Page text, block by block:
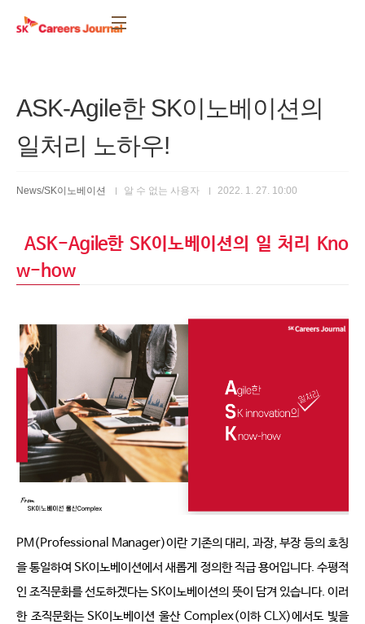
ASK-Agile한 SK이노베이션의
일처리 노하우!
News/SK이노베이션 알 수 없는 사용자 2022. 1. 27. 10:00
ASK-Agile한 SK이노베이션의 일 처리
Kno
w-how
PM(Professional Manager)이란 기존의 대리 , 과장, 부장 등의 호칭
을 통일하여 SK이노베이션에서 새롭게 정의한 직급 용어입니다. 수평적
인 조직문화를 선도하겠다는 SK이노베이션의 뜻이 담겨 있습니다. 이러
한 조직문화는 SK이노베이션 울산 Complex(이하 CLX)에서도 빛을